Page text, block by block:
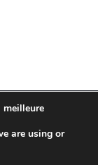
réservés
are using or